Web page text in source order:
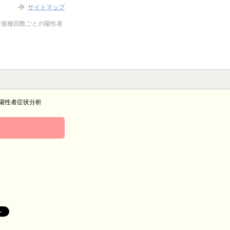
種回数ごとの陽性者
性者症状分析
サイトマップ